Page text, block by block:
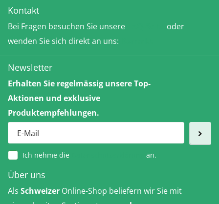
Kontakt
Bei Fragen besuchen Sie unsere
oder
wenden Sie sich direkt an uns:
Newsletter
Erhalten Sie regelmässig unsere Top-
Aktionen und exklusive
Produktempfehlungen.
Ich nehme die an.
Über uns
Als Schweizer Online-Shop beliefern wir Sie mit